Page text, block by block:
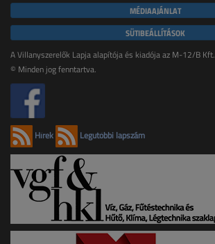
MÉDIAAJÁNLAT
SÜTIBEÁLLÍTÁSOK
A Villanyszerelők Lapja alapítója és kiadója az M-12/B Kft.
© Minden jog fenntartva.
Hírek Legutóbbi lapszám